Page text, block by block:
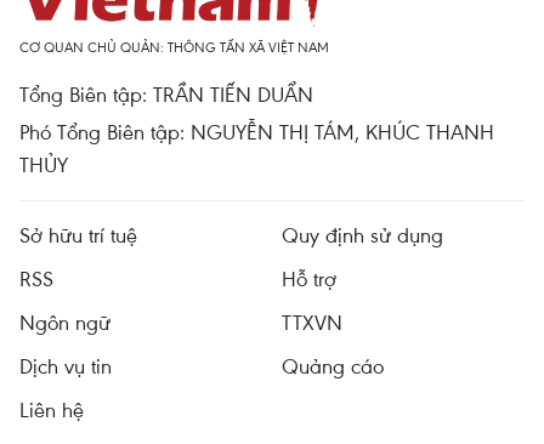
CƠ QUAN CHỦ QUẢN: THÔNG TẤN XÃ VIỆT NAM
Tổng Biên tập: TRẦN TIẾN DUẨN
Phó Tổng Biên tập: NGUYỄN THỊ TÁM, KHÚC THANH
THỦY
Sở hữu trí tuệ
Quy định sử dụng
RSS
Hỗ trợ
Ngôn ngữ
TTXVN
Dịch vụ tin
Quảng cáo
Liên hệ